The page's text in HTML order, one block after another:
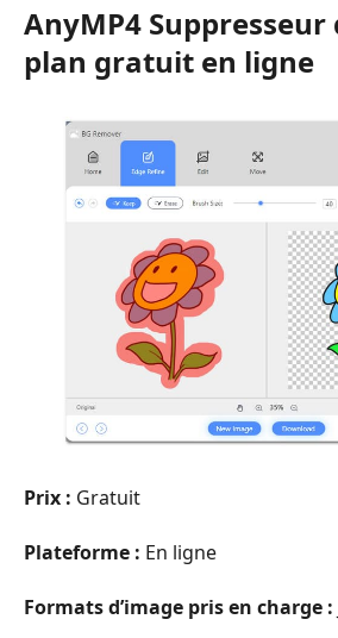
AnyMP4
plan gratuit en ligne
Prix : Gratuit
Plateforme : En ligne
Formats d’image pris en charge :